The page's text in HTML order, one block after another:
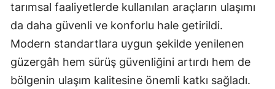
tarımsal faaliyetlerde kullanılan araçların ulaşımı
da daha güvenli ve konforlu hale getirildi.
Modern standartlara uygun şekilde yenilenen
güzergâh hem sürüş güvenliğini artırdı hem de
bölgenin ulaşım kalitesine önemli katkı sağladı.